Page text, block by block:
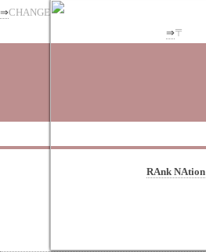
⇒CHANGE
⇒〒
RAnk NAtion-